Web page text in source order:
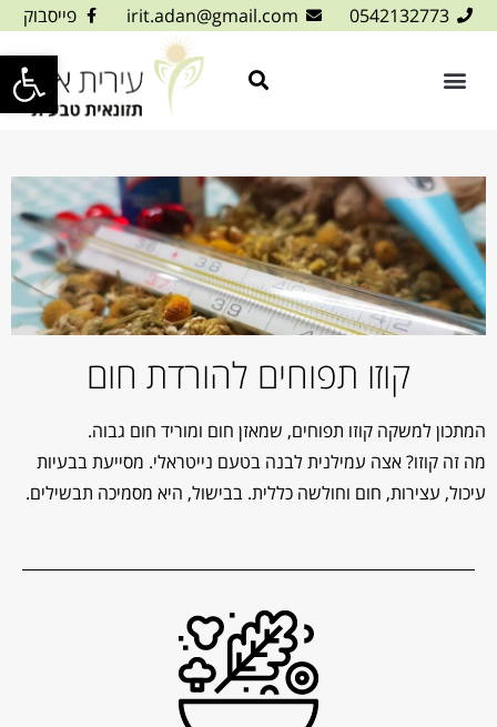
פתח
0542132773
irit.adan@gmail.com פייסבוק
קוזו תפוחים להורדת חום
המתכון למשקה קוזו תפוחים, שמאזן חום ומוריד חום גבוה.
מה זה קוזו? אצה עמילנית לבנה בטעם נייטראלי. מסייעת בבעיות
עיכול, עצירות, חום וחולשה כללית. בבישול, היא מסמיכה תבשילים.